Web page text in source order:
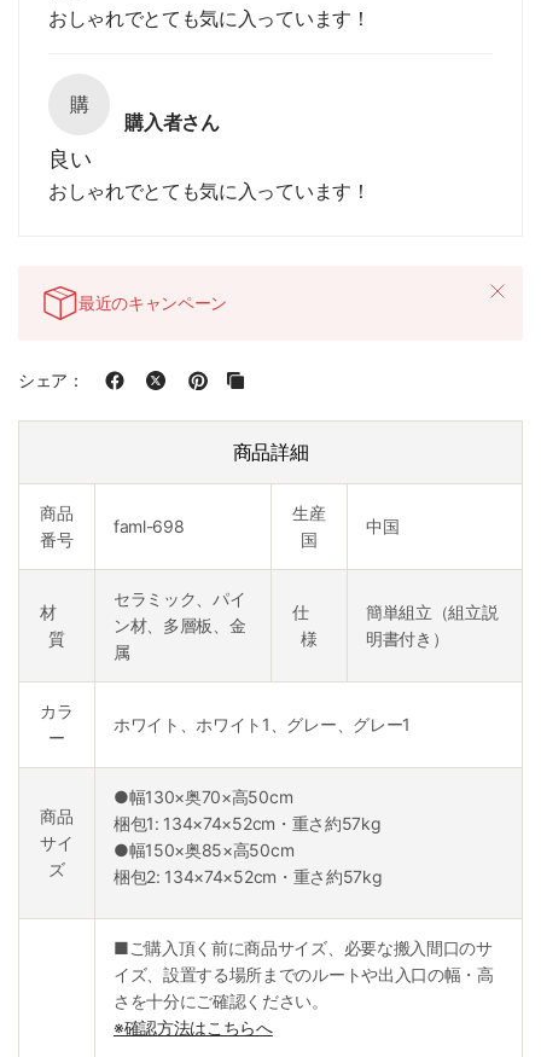
おしゃれでとても気に入っています！
購
購入者さん
良い
おしゃれでとても気に入っています！
最近のキャンペーン
シェア：
商品詳細
商品
番号
faml-698
生産
国
中国
材
質
セラミック、パイ
ン材、多層板、金
属
仕
様
簡単組立（組立説
明書付き）
カラ
ー
ホワイト、ホワイト1、グレー、グレー1
商品
サイ
ズ
●幅130×奥70×高50cm
梱包1: 134×74×52cm・重さ約57kg
●幅150×奥85×高50cm
梱包2: 134×74×52cm・重さ約57kg
■ご購入頂く前に商品サイズ、必要な搬入間口のサ
イズ、設置する場所までのルートや出入口の幅・高
さを十分にご確認ください。
※確認方法はこちらへ